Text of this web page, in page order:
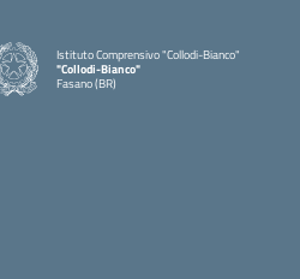
Istituto Comprensivo "Collodi-Bianco"
"Collodi-Bianco"
Fasano (BR)